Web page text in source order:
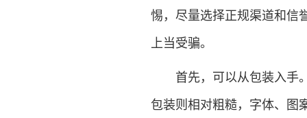
惕，尽量选择正规渠道和信
上当受骗。
首先，可以从包装入手。
包装则相对粗糙，字体、图